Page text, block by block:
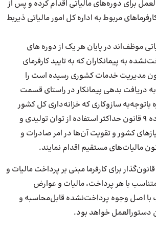
برای دوره‌های مالیاتی اقدام کرده و پس از
مربوط به اداره کل امور مالیاتی ذیربط
موظف‌اند در پایان هر یک از دوره های
به پیمانکاران که به تایید کارفرمای
ماده ۵ قانون مدیریت خدمات کشوری رسیده است را
بدهی پیمانکار در راستای قسمت
باتوجه‌به سازوکاری که خزانه‌داری کل کشور
اعلام می‌نماید و ماده ۹ قانون حداکثر استفاده از توان تولیدی و
کشور و تقویت آن‌ها در امر صادرات و
برای کارفرما مبنی بر پرداخت مالیات و
با هر پرداخت، مالیات و عوارض
اصل وجوه پرداخت‌نشده قابل‌محاسبه و